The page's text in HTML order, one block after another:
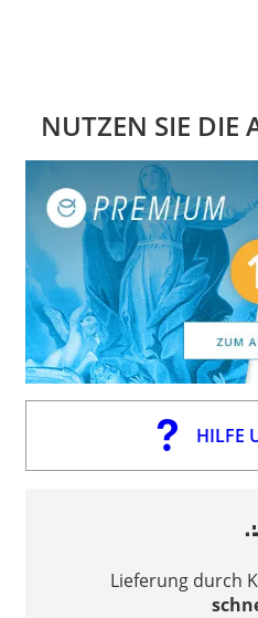
NUTZEN SIE DIE
HILFE
Lieferung durch